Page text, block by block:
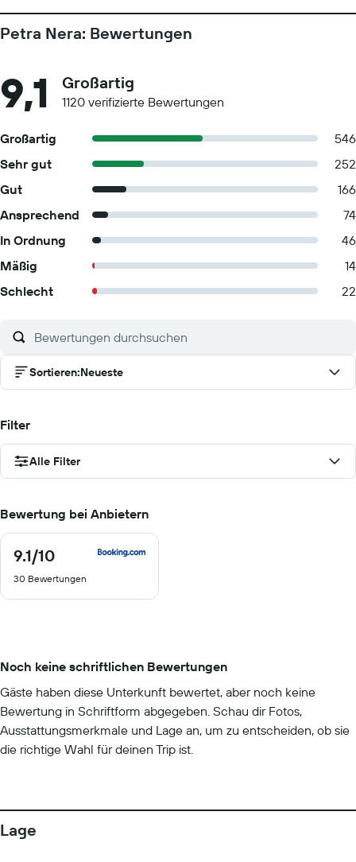
Petra Nera: Bewertungen
9,1 Großartig
1120 verifizierte Bewertungen
Großartig
546
Sehr gut
252
Gut
166
Ansprechend
74
In Ordnung
46
Mäßig
14
Schlecht
22
Sortieren:Neueste
Filter
Alle Filter
Bewertung bei Anbietern
9.1/10
9.1
10
30 Bewertungen
Noch keine schriftlichen Bewertungen
Gäste haben diese Unterkunft bewertet, aber noch keine
Bewertung in Schriftform abgegeben. Schau dir Fotos,
Ausstattungsmerkmale und Lage an, um zu entscheiden, ob sie
die richtige Wahl für deinen Trip ist.
Lage